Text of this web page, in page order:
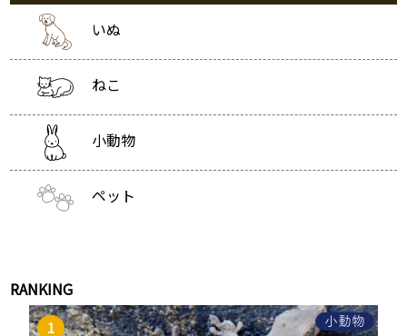
いぬ
ねこ
小動物
ペット
RANKING
小動物